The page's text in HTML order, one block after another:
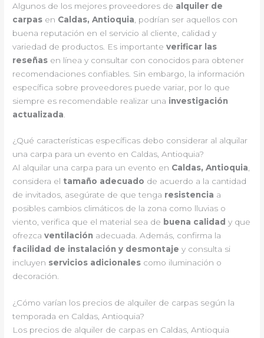
Algunos de los mejores proveedores de alquiler de
carpas en Caldas, Antioquia , podrían ser aquellos con
buena reputación en el servicio al cliente, calidad y
variedad de productos. Es importanteverificar las
reseñas en línea y consultar con conocidos para obtener
recomendaciones confiables. Sin embargo, la información
específica sobre proveedores puede variar, por lo que
siempre es recomendable realizar una investigación
actualizada
¿Qué características específicas debo considerar al alquilar
una carpa para un evento en Caldas, Antioquia?
Al alquilar una carpa para un evento en Caldas, Antioquia,
considera el tamaño adecuado de acuerdo a la cantidad
de invitados, asegúrate de que tenga resistencia a
posibles cambios climáticos de la zona como lluvias o
viento, verifica que el material sea de buena calidad y que
ofrezcaventilación adecuada. Además, confirma la
facilidad de instalación y desmontaje y consulta si
incluyen servicios adicionales como iluminación o
decoración.
¿Cómo varían los precios de alquiler de carpas según la
temporada en Caldas, Antioquia?
Los precios de alquiler de carpas en Caldas, Antioquia